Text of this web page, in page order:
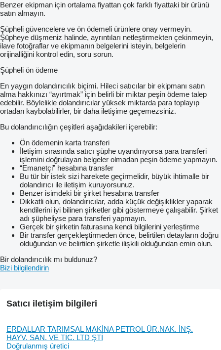
Benzer ekipman için ortalama fiyattan çok farklı fiyattaki bir ürünü
satın almayın.
Şüpheli güvencelere ve ön ödemeli ürünlere onay vermeyin.
Şüpheye düşmeniz halinde, ayrıntıları netleştirmekten çekinmeyin,
ilave fotoğraflar ve ekipmanın belgelerini isteyin, belgelerin
orijinalliğini kontrol edin, soru sorun.
Şüpheli ön ödeme
En yaygın dolandırıcılık biçimi. Hileci satıcılar bir ekipmanı satın
alma hakkınızı “ayırtmak” için belirli bir miktar peşin ödeme talep
edebilir. Böylelikle dolandırıcılar yüksek miktarda para toplayıp
ortadan kaybolabilirler, bir daha iletişime geçemezsiniz.
Bu dolandırıcılığın çeşitleri aşağıdakileri içerebilir:
Ön ödemenin karta transferi
İletişim sırasında satıcı şüphe uyandırıyorsa para transferi
işlemini doğrulayan belgeler olmadan peşin ödeme yapmayın.
“Emanetçi” hesabına transfer
Bu tür bir istek sizi harekete geçirmelidir, büyük ihtimalle bir
dolandırıcı ile iletişim kuruyorsunuz.
Benzer isimdeki bir şirket hesabına transfer
Dikkatli olun, dolandırıcılar, adda küçük değişiklikler yaparak
kendilerini iyi bilinen şirketler gibi göstermeye çalışabilir. Şirket
adı şüpheliyse para transferi yapmayın.
Gerçek bir şirketin faturasına kendi bilgilerini yerleştirme
Bir transfer gerçekleştirmeden önce, belirtilen detayların doğru
olduğundan ve belirtilen şirketle ilişkili olduğundan emin olun.
Bir dolandırıcılık mı buldunuz?
Bizi bilgilendirin
Satıcı iletişim bilgileri
ERDALLAR TARIMSAL MAKİNA PETROL ÜR.NAK. İNŞ.
HAYV. SAN. VE TİC. LTD ŞTİ
Doğrulanmış üretici